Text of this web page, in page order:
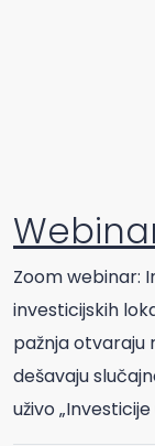
Zoom webinar:
investicijskih
pažnja otvaraju
dešavaju
uživo